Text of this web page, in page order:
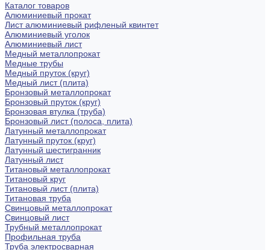
Каталог товаров
Алюминиевый прокат
Лист алюминиевый рифленый квинтет
Алюминиевый уголок
Алюминиевый лист
Медный металлопрокат
Медные трубы
Медный пруток (круг)
Медный лист (плита)
Бронзовый металлопрокат
Бронзовый пруток (круг)
Бронзовая втулка (труба)
Бронзовый лист (полоса, плита)
Латунный металлопрокат
Латунный пруток (круг)
Латунный шестигранник
Латунный лист
Титановый металлопрокат
Титановый круг
Титановый лист (плита)
Титановая труба
Свинцовый металлопрокат
Свинцовый лист
Трубный металлопрокат
Профильная труба
Труба электросварная